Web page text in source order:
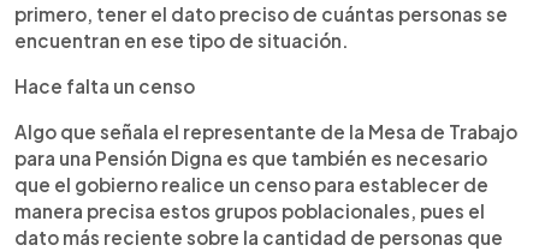
primero, tener el dato preciso de cuántas personas se
encuentran en ese tipo de situación.
Hace falta un censo
Algo que señala el representante de la Mesa de Trabajo
para una Pensión Digna es que también es necesario
que el gobierno realice un censo para establecer de
manera precisa estos grupos poblacionales, pues el
dato más reciente sobre la cantidad de personas que